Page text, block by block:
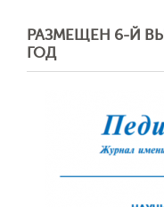
РАЗМЕЩЕН 6-Й
ГОД